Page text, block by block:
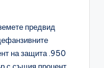
предвид
на защита .950